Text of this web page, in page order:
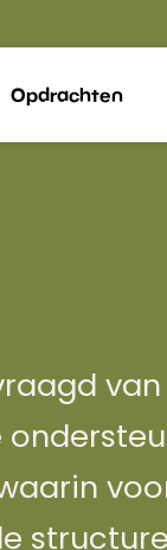
Opdrachten